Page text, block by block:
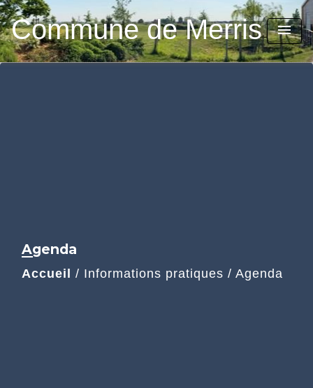
Commune de Merris menu
Agenda
Accueil / Informations pratiques / Agenda